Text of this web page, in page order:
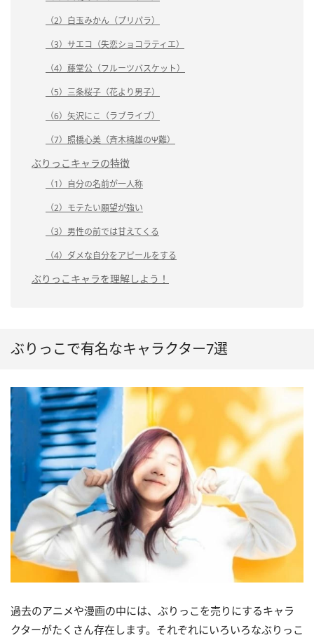
（2）白玉みかん（プリパラ）
（3）サエコ（失恋ショコラティエ）
（4）藤堂公（フルーツバスケット）
（5）三条桜子（花より男子）
（6）矢沢にこ（ラブライブ）
（7）照橋心美（斉木楠雄のΨ難）
ぶりっこキャラの特徴
（1）自分の名前が一人称
（2）モテたい願望が強い
（3）男性の前では甘えてくる
（4）ダメな自分をアピールをする
ぶりっこキャラを理解しよう！
ぶりっこで有名なキャラクター7選
過去のアニメや漫画の中には、ぶりっこを売りにするキャラ
クターがたくさん存在します。それぞれにいろいろなぶりっこ